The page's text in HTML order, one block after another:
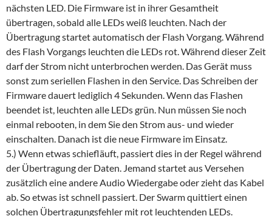
nächsten LED. Die Firmware ist in ihrer Gesamtheit
übertragen, sobald alle LEDs weiß leuchten. Nach der
Übertragung startet automatisch der Flash Vorgang. Während
des Flash Vorgangs leuchten die LEDs rot. Während dieser Zeit
darf der Strom nicht unterbrochen werden. Das Gerät muss
sonst zum seriellen Flashen in den Service. Das Schreiben der
Firmware dauert lediglich 4 Sekunden. Wenn das Flashen
beendet ist, leuchten alle LEDs grün. Nun müssen Sie noch
einmal rebooten, in dem Sie den Strom aus- und wieder
einschalten. Danach ist die neue Firmware im Einsatz.
5.) Wenn etwas schiefläuft, passiert dies in der Regel während
der Übertragung der Daten. Jemand startet aus Versehen
zusätzlich eine andere Audio Wiedergabe oder zieht das Kabel
ab. So etwas ist schnell passiert. Der Swarm quittiert einen
solchen Übertragungsfehler mit rot leuchtenden LEDs.